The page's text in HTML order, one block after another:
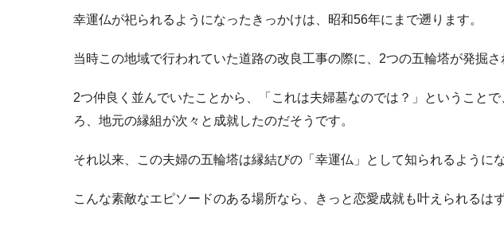
幸運仏が祀られるようになったきっかけは、昭和56年にまで遡ります。
当時この地域で行われていた道路の改良工事の際に、2つの五輪塔が発掘さ
2つ仲良く並んでいたことから、「これは夫婦墓なのでは？」ということ
ろ、地元の縁組が次々と成就したのだそうです。
それ以来、この夫婦の五輪塔は縁結びの「幸運仏」として知られるように
こんな素敵なエピソードのある場所なら、きっと恋愛成就も叶えられるは